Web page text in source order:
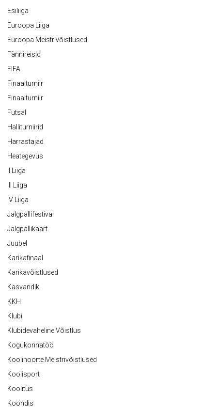
Esiliiga
Euroopa Liiga
Euroopa Meistrivõistlused
Fännireisid
FIFA
Finaalturniir
Finaalturniir
Futsal
Halliturniirid
Harrastajad
Heategevus
II Liiga
III Liiga
IV Liiga
Jalgpallifestival
Jalgpallikaart
Juubel
Karikafinaal
Karikavõistlused
Kasvandik
KKH
Klubi
Klubidevaheline Võistlus
Kogukonnatöö
Koolinoorte Meistrivõistlused
Koolisport
Koolitus
Koondis